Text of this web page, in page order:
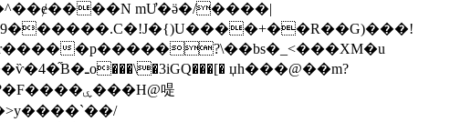
mƯ�ӛ�/����|
鳣%�#��_מ�6��-v�?�F��z�G�4�qw;��l��x�H/��h�]U�a���?�V=RWr��{'?���ѷ�4�֞B�ـo���\�3iGQ���[� џh���@��m?